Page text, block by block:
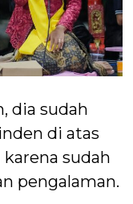
dia sudah
di atas
sudah
pengalaman.